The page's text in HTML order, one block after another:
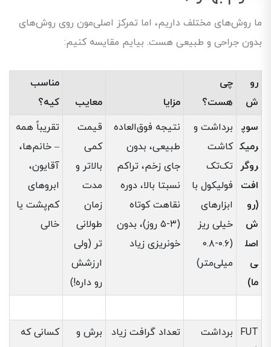
ما روش‌های مختلف داریم، اما تمرکز اصلی‌مون روی روش‌های
بدون جراحی و طبیعی هست. بیایم مقایسه کنیم:
رو
ش
چی
هست؟
مزایا معایب
مناسب
کیه؟
سوپ
رمیک
روگر
افت
(رو
ش
اصل
ی
ما)
برداشت و
کاشت
تک‌تک
فولیکول با
ابزارهای
خیلی ریز
(۰.۶-۰.۸
میلی‌متر)
نتیجه فوق‌العاده
طبیعی، بدون
جای زخم، تراکم
نسبتا بالا، دوره
نقاهت کوتاه
(۳-۵ روز)، بدون
خونریزی زیاد
قیمت
کمی
بالاتر و
مدت
زمان
طولانی
تر (ولی
ارزشش
رو داره!)
تقریباً همه
– خانم‌ها،
آقایون،
ابروهای
کم‌پشت یا
خالی
FUT
برداشت
تعداد گرافت زیاد
برش و
کسانی که